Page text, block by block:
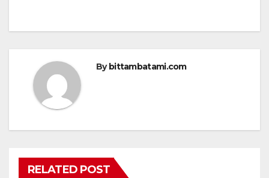
By bittambatami.com
RELATED POST